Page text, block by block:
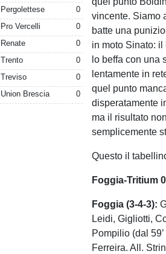
Pergolettese
0
Pro Vercelli
0
Renate
0
Trento
0
Treviso
0
Union Brescia
0
vincente. Siamo
batte una
in moto Sinato:
lo beffa con una
lentamente in
quel punto
disperatamente
ma il risultato
semplicemente
Questo il
Foggia-Tritium
Foggia (3-4-3):
Leidi, Gigliotti,
Pompilio (dal
Ferreira. All.